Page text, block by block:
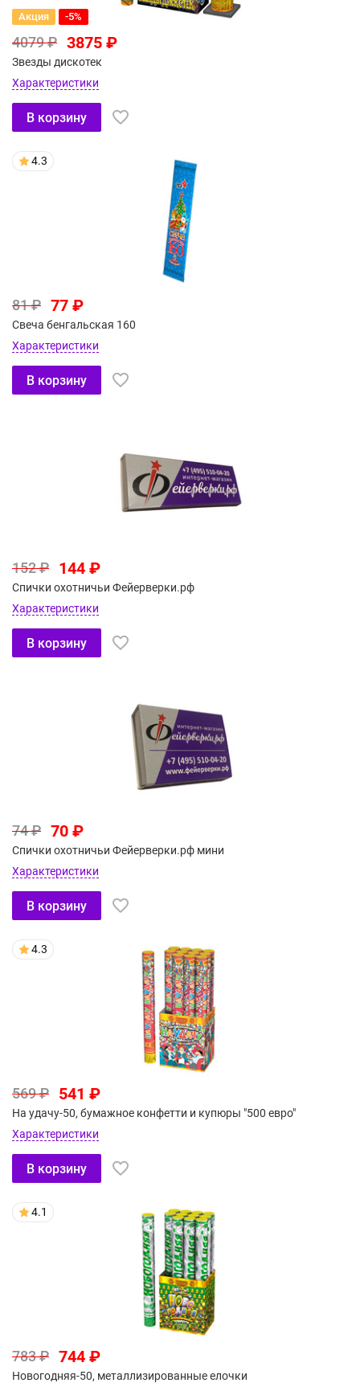
Акция -5%
4079 ₽ 3875 ₽
Звезды дискотек
Характеристики
В корзину
4.3
81 ₽ 77 ₽
Свеча бенгальская 160
Характеристики
В корзину
152 ₽ 144 ₽
Спички охотничьи Фейерверки.рф
Характеристики
В корзину
74 ₽ 70 ₽
Спички охотничьи Фейерверки.рф мини
Характеристики
В корзину
4.3
569 ₽ 541 ₽
На удачу-50, бумажное конфетти и купюры "500 евро"
Характеристики
В корзину
4.1
783 ₽ 744 ₽
Новогодняя-50, металлизированные елочки